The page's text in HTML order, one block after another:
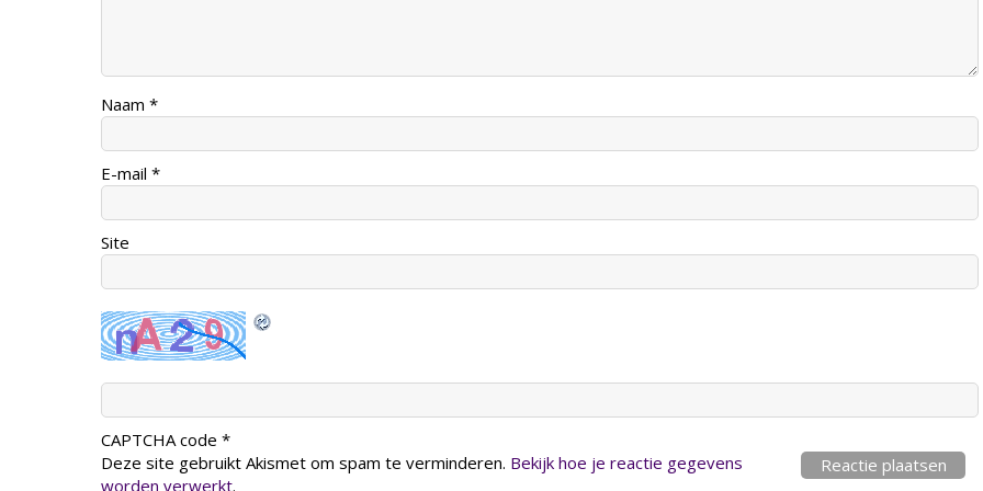
Naam *
E-mail *
Site
CAPTCHA code *
Deze site gebruikt Akismet om spam te verminderen. Bekijk hoe je reactie gegevens
worden verwerkt.